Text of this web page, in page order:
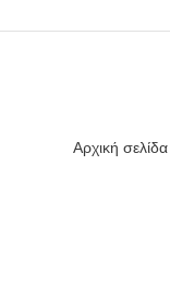
Αρχική σελίδα